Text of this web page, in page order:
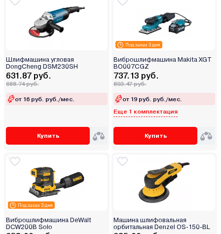
Шлифмашина угловая
DongCheng DSM230SH
631.87 руб.
688.74 руб.
от 16 руб. руб./мес.
Купить
Под заказ 3 дня
Виброшлифмашина Makita XGT
BO007CGZ
737.13 руб.
803.47 руб.
от 19 руб. руб./мес.
Еще 1 комплектация
Купить
Под заказ 3 дня
Виброшлифмашина DeWalt
DCW200B Solo
Машина шлифовальная
орбитальная Denzel OS-150-BL